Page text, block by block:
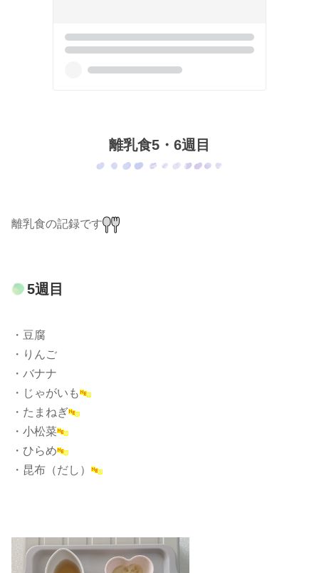
離乳食5・6週目
離乳食の記録です
5週目
・豆腐
・りんご
・バナナ
・じゃがいも
・たまねぎ
・小松菜
・ひらめ
・昆布（だし）